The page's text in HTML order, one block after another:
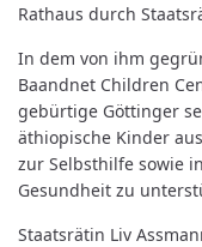
Rathaus durch
In dem von ihm
Baandnet Children
gebürtige Göttinger
äthiopische Kinder
zur Selbsthilfe sowie
Gesundheit zu
Staatsrätin Liv